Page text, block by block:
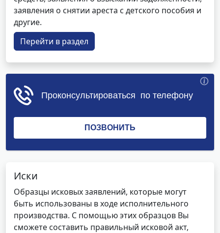
заявления о снятии ареста с детского пособия и
другие.
Перейти в раздел
Иски
Образцы исковых заявлений, которые могут
быть использованы в ходе исполнительного
производства. С помощью этих образцов Вы
сможете составить правильный исковой акт,